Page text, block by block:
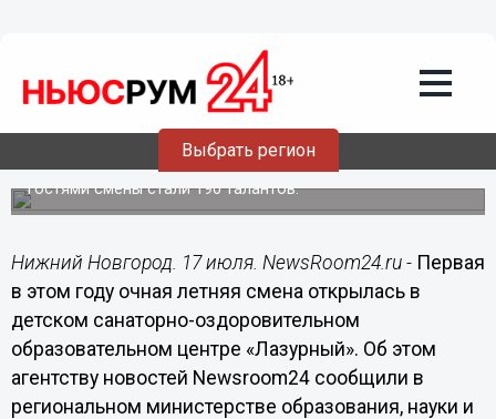
Выбрать регион
17.07.202021:12
Первую смену открыли в лагере
Гостями смены стали 190 талантов.
Нижний Новгород. 17 июля. NewsRoom24.ru - Первая
в этом году очная летняя смена открылась в
детском санаторно-оздоровительном
образовательном центре «Лазурный». Об этом
агентству новостей Newsroom24 сообщили в
региональном министерстве образования, науки и